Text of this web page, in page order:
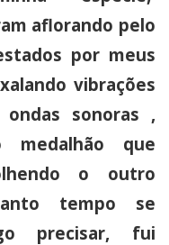
aflorando pelo
por meus
vibrações
ondas sonoras ,
medalhão que
o outro
tempo se
precisar, fui